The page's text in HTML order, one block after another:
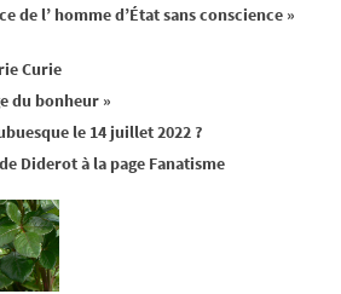
de l’ homme d’État sans conscience »
Curie
du bonheur »
le 14 juillet 2022 ?
Diderot à la page Fanatisme